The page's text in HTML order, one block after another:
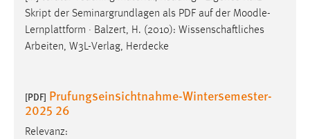
Skript der Seminargrundlagen als PDF auf der Moodle-
Lernplattform · Balzert, H. (2010): Wissenschaftliches
Arbeiten, W3L-Verlag, Herdecke
[PDF] Prufungseinsichtnahme-Wintersemester-
2025 26
Relevanz: